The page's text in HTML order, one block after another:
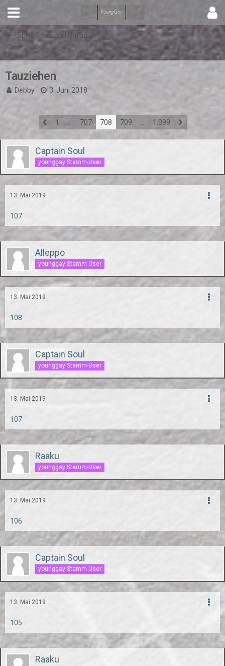
Spiel, Spaß und Unfug
Tauziehen
Debby 3. Juni 2018
1 707 708 709 1.099
Captain Soul
younggay Stamm-User
13. Mai 2019
107
Alleppo
younggay Stamm-User
13. Mai 2019
108
Captain Soul
younggay Stamm-User
13. Mai 2019
107
Raaku
younggay Stamm-User
13. Mai 2019
106
Captain Soul
younggay Stamm-User
13. Mai 2019
105
Raaku